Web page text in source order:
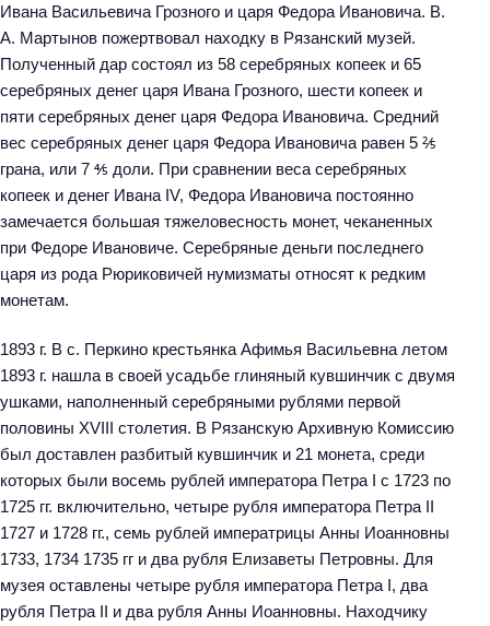
Ивана Васильевича Грозного и царя Федора Ивановича. В.
А. Мартынов пожертвовал находку в Рязанский музей.
Полученный дар состоял из 58 серебряных копеек и 65
серебряных денег царя Ивана Грозного, шести копеек и
пяти серебряных денег царя Федора Ивановича. Средний
вес серебряных денег царя Федора Ивановича равен 5 ⅖
грана, или 7 ⅘ доли. При сравнении веса серебряных
копеек и денег Ивана IV, Федора Ивановича постоянно
замечается большая тяжеловесность монет, чеканенных
при Федоре Ивановиче. Серебряные деньги последнего
царя из рода Рюриковичей нумизматы относят к редким
монетам.
1893 г. В с. Перкино крестьянка Афимья Васильевна летом
1893 г. нашла в своей усадьбе глиняный кувшинчик с двумя
ушками, наполненный серебряными рублями первой
половины XVIII столетия. В Рязанскую Архивную Комиссию
был доставлен разбитый кувшинчик и 21 монета, среди
которых были восемь рублей императора Петра I с 1723 по
1725 гг. включительно, четыре рубля императора Петра II
1727 и 1728 гг., семь рублей императрицы Анны Иоанновны
1733, 1734 1735 гг и два рубля Елизаветы Петровны. Для
музея оставлены четыре рубля императора Петра I, два
рубля Петра II и два рубля Анны Иоанновны. Находчику